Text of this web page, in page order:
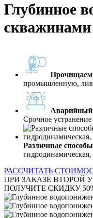
Глубинное
Прочищаем
промышленную,
Срочное устранение
Различные
гидродинамическая,
РАССЧИТАТЬ
ПРИ ЗАКАЗЕ ВТОРОЙ
ПОЛУЧИТЕ СКИДКУ